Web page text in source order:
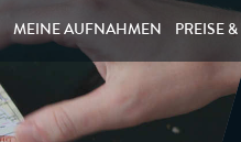
MEINE AUFNAHMEN PREISE &